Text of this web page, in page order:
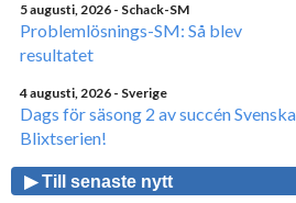
5 augusti, 2026 - Schack-SM
Problemlösnings-SM: Så blev
resultatet
4 augusti, 2026 - Sverige
Dags för säsong 2 av succén Svenska
Blixtserien!
▶ Till senaste nytt